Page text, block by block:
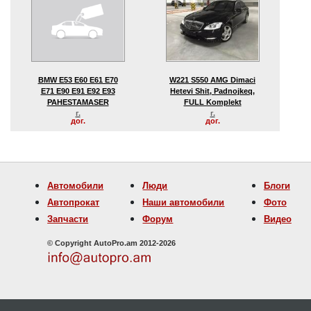
BMW E53 E60 E61 E70
E71 E90 E91 E92 E93
PAHESTAMASER
г.
дог.
W221 S550 AMG Dimaci
Hetevi Shit, Padnojkeq,
FULL Komplekt
г.
дог.
Автомобили
Автопрокат
Запчасти
Люди
Наши автомобили
Форум
Блоги
Фото
Видео
© Copyright AutoPro.am 2012-2026